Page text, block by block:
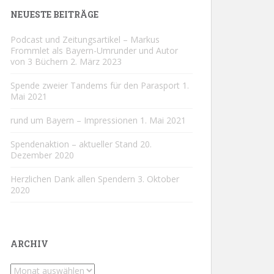
NEUESTE BEITRÄGE
Podcast und Zeitungsartikel – Markus
Frommlet als Bayern-Umrunder und Autor
von 3 Büchern 2. März 2023
Spende zweier Tandems für den Parasport 1.
Mai 2021
rund um Bayern – Impressionen 1. Mai 2021
Spendenaktion – aktueller Stand 20.
Dezember 2020
Herzlichen Dank allen Spendern 3. Oktober
2020
ARCHIV
Archiv